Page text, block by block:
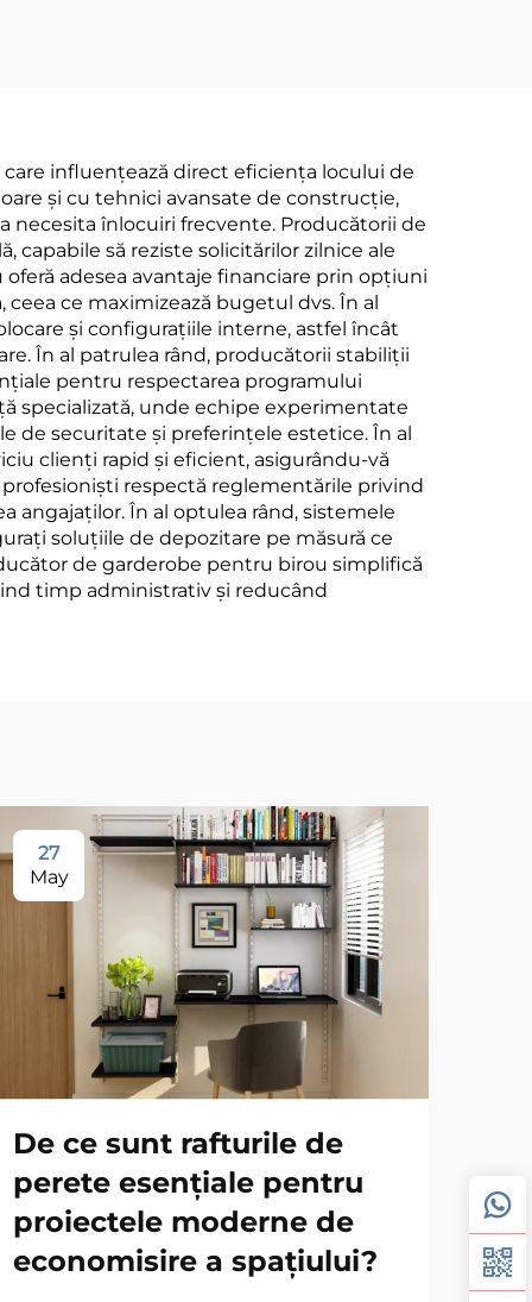
influențează direct eficiența locului de
și cu tehnici avansate de construcție,
necesita înlocuiri frecvente. Producătorii de
să reziste solicitărilor zilnice ale
adesea avantaje financiare prin opțiuni
ce maximizează bugetul dvs. În al
și configurațiile interne, astfel încât
În al patrulea rând, producătorii stabiliții
pentru respectarea programului
specializată, unde echipe experimentate
de securitate și preferințele estetice. În al
clienți rapid și eficient, asigurându-vă
respectă reglementările privind
angajaților. În al optulea rând, sistemele
soluțiile de depozitare pe măsură ce
de garderobe pentru birou simplifică
timp administrativ și reducând
27
May
De ce sunt rafturile de
perete esențiale pentru
proiectele moderne de
economisire a spațiului?